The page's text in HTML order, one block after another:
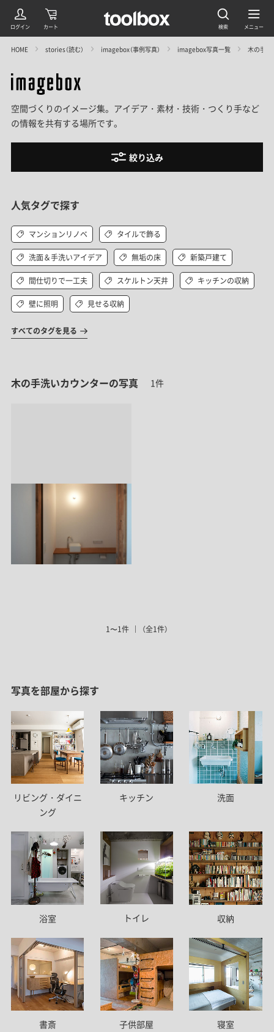
HOME stories（読む） imagebox（事例写真） imagebox写真一覧 木の手洗
空間づくりのイメージ集。アイデア・素材・技術・つくり手など
の情報を共有する場所です。
絞り込み
人気タグで探す
マンションリノベ タイルで飾る
洗面＆手洗いアイデア 無垢の床 新築戸建て
間仕切りで一工夫 スケルトン天井 キッチンの収納
壁に照明 見せる収納
すべてのタグを見る
木の手洗いカウンターの写真 1件
1〜1件 （全1件）
写真を部屋から探す
リビング・ダイニ
ング
キッチン 洗面
浴室 トイレ 収納
書斎 子供部屋 寝室